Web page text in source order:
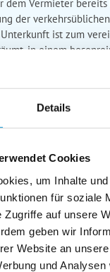
Details
Cookies
um Inhalte
für soziale
Zugriffe auf unsere
geben wir
Website an
und Analysen